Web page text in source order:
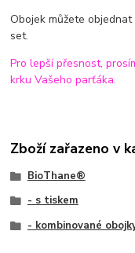
Obojek můžete
set.
Pro lepší přesnost,
krku Vašeho parťáka.
Zboží zařazeno v
BioThane®
- s tiskem
- kombinované